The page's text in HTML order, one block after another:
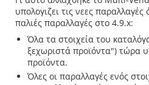
υπολογιζει τις νεες
παλιές παραλλαγές στο 4.9.x:
Όλα τα στοιχεία του
ξεχωριστά προϊόντα") τώρα
προϊόντα.
Όλες οι παραλλαγές ενός